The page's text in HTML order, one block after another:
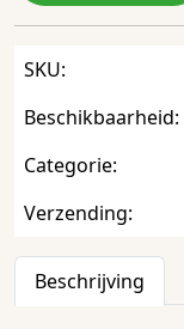
SKU:
Beschikbaarheid:
Categorie:
Verzending:
Beschrijving